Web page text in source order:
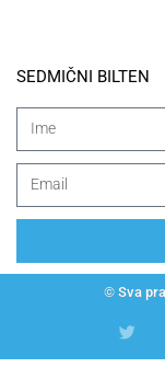
SEDMIČNI BILTEN
© Sva